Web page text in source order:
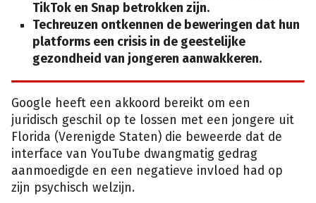
TikTok en Snap betrokken zijn.
Techreuzen ontkennen de beweringen dat hun
platforms een crisis in de geestelijke
gezondheid van jongeren aanwakkeren.
Google heeft een akkoord bereikt om een
juridisch geschil op te lossen met een jongere uit
Florida (Verenigde Staten) die beweerde dat de
interface van YouTube dwangmatig gedrag
aanmoedigde en een negatieve invloed had op
zijn psychisch welzijn.